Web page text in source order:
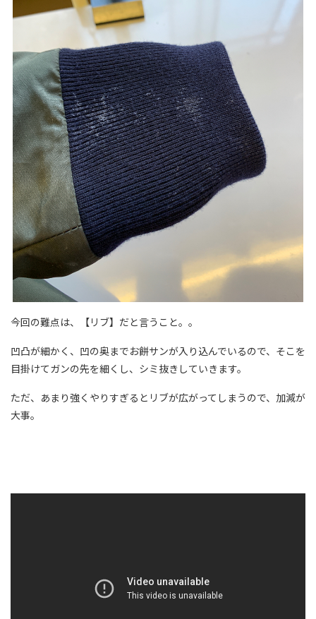
今回の難点は、【リブ】だと言うこと。。
凹凸が細かく、凹の奥までお餅サンが入り込んでいるので、そこを
目掛けてガンの先を細くし、シミ抜きしていきます。
ただ、あまり強くやりすぎるとリブが広がってしまうので、加減が
大事。